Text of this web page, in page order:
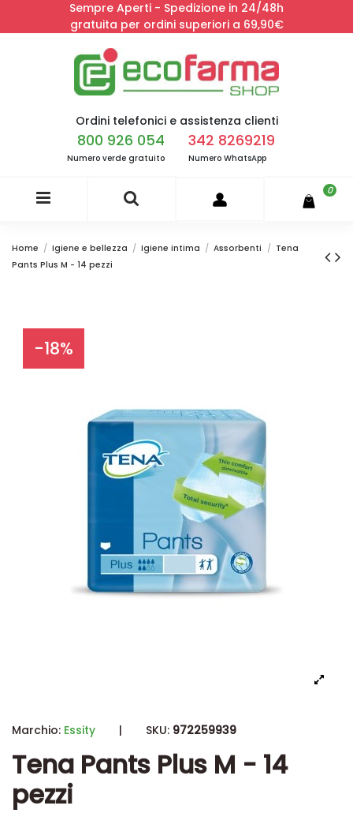
Sempre Aperti - Spedizione in 24/48h
gratuita per ordini superiori a 69,90€
Ordini telefonici e assistenza clienti
800 926 054
Numero verde gratuito
342 8269219
Numero WhatsApp
0
Home Igiene e bellezza Igiene intima Assorbenti
Tena
Pants Plus M - 14 pezzi
-18%
Marchio: Essity | SKU: 972259939
Tena Pants Plus M - 14
pezzi